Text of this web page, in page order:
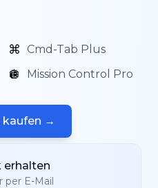
⌘ Cmd-Tab Plus
🪩 Mission Control Pro
→
erhalten
per E-Mail